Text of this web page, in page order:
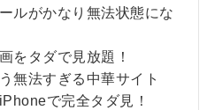
ルがかなり無法状態にな
をタダで見放題！
無法すぎる中華サイト
で完全タダ見！